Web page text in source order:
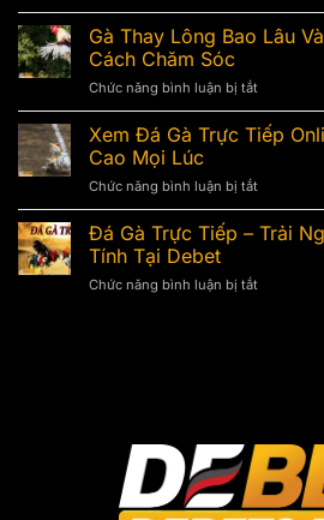
–
Bật
Điều
Trị
Cách
Chọn
–
Bí
Chiến
Kê
Gà Thay Lông Bao Lâu
Cách Chăm Sóc
Chức năng bình luận bị tắt
Gà
Thay
Lông
Và
Dấu
Xem Đá Gà Trực Tiếp
Cao Mọi Lúc
Chức năng bình luận bị tắt
Xem
Đá
Đá Gà Trực Tiếp – Trải
Tính Tại Debet
Chức năng bình luận bị tắt
Cá
Cược
Kịch
Tính